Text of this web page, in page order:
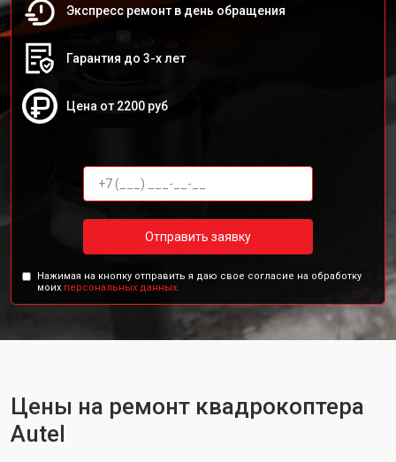
Экспресс ремонт в день обращения
Гарантия до 3-х лет
Цена от 2200 руб
Отправить заявку
Нажимая на кнопку отправить я даю свое согласие на обработку
моих персональных данных.
Цены на ремонт квадрокоптера
Autel